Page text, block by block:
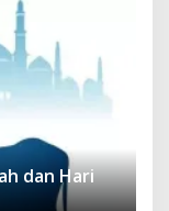
dan Hari